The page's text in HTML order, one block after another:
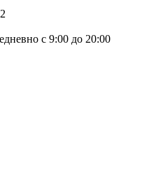
с 9:00 до 20:00